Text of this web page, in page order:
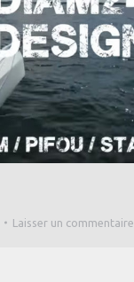
Laisser un commentaire